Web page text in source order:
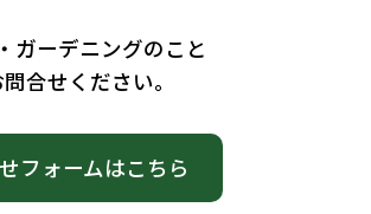
ガーデニングのこと
合せください。
フォームはこちら